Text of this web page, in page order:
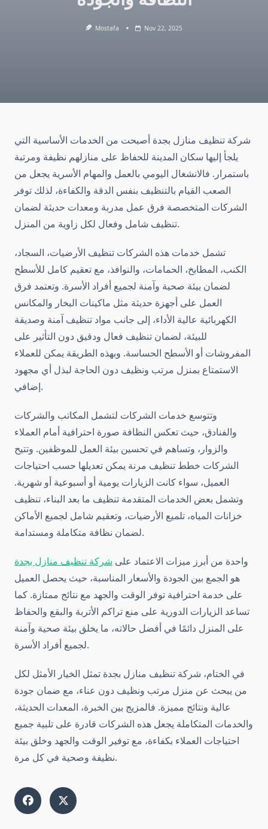
Mostafa Nov 22, 2025
شركة تنظيف منازل بجدة أصبحت من الخدمات الأساسية التي
يلجأ إليها سكان المدينة للحفاظ على منازلهم نظيفة ومرتبة
باستمرار. فالانشغال اليومي بالعمل والمهام الأسرية يجعل من
الصعب القيام بالتنظيف بنفس الدقة والكفاءة، لذلك توفر
الشركات المتخصصة فرق عمل مدربة ومعدات حديثة لضمان
تنظيف شامل وفعال لكل زاوية من المنزل.
تشمل خدمات هذه الشركات تنظيف الأرضيات، السجاد،
الكنب، المطابخ، الحمامات، والنوافذ، مع تعقيم كامل للأسطح
لضمان بيئة صحية وآمنة لجميع أفراد الأسرة. وتعتمد فرق
العمل على أجهزة حديثة مثل ماكينات البخار والمكانس
الكهربائية عالية الأداء، إلى جانب مواد تنظيف آمنة وصديقة
للبيئة، لضمان تنظيف فعال ودقيق دون التأثير على
المفروشات أو الأسطح الحساسة. وبهذه الطريقة يمكن للعملاء
الاستمتاع بمنزل مرتب ونظيف دون الحاجة لبذل أي مجهود
إضافي.
وتتوسع خدمات الشركات لتشمل المكاتب والشركات
والفنادق، حيث تعكس النظافة صورة احترافية أمام العملاء
والزوار، وتساهم في تحسين بيئة العمل للموظفين. وتتيح
الشركات خطط تنظيف مرنة يمكن تعديلها حسب احتياجات
العميل، سواء كانت الزيارات يومية أو أسبوعية أو شهرية.
وتشمل بعض الخدمات المتقدمة تنظيف ما بعد البناء، تنظيف
خزانات المياه، تلميع الأرضيات، وتعقيم شامل لجميع الأماكن
لضمان نظافة متكاملة ومستدامة.
واحدة من أبرز ميزات الاعتماد على شركة تنظيف منازل بجدة
هو الجمع بين الجودة والأسعار المناسبة، حيث يحصل العميل
على خدمة احترافية توفر الوقت والجهد مع نتائج ممتازة. كما
تساعد الزيارات الدورية على منع تراكم الأتربة والبقع والحفاظ
على المنزل دائمًا في أفضل حالاته، ما يخلق بيئة صحية وآمنة
لجميع أفراد الأسرة.
في الختام، شركة تنظيف منازل بجدة تمثل الخيار الأمثل لكل
من يبحث عن منزل مرتب ونظيف دون عناء، مع ضمان جودة
عالية ونتائج مميزة. فالمزيج بين الخبرة، المعدات الحديثة،
والخدمات المتكاملة يجعل هذه الشركات قادرة على تلبية جميع
احتياجات العملاء بكفاءة، مع توفير الوقت والجهد وخلق بيئة
نظيفة وصحية في كل مرة.